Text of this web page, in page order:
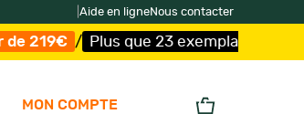
Aide en ligneNous contacter
/ Plus que 23 exemplaires ! /Livraison
MON COMPTE